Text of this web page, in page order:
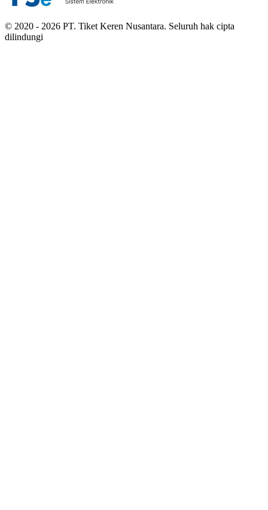
© 2020 - 2026 PT. Tiket Keren Nusantara. Seluruh hak cipta
dilindungi